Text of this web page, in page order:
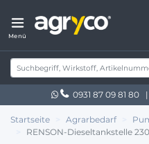
Menü
0931 87 09 81 80
Startseite Agrarbedarf
RENSON-Dieseltankstelle